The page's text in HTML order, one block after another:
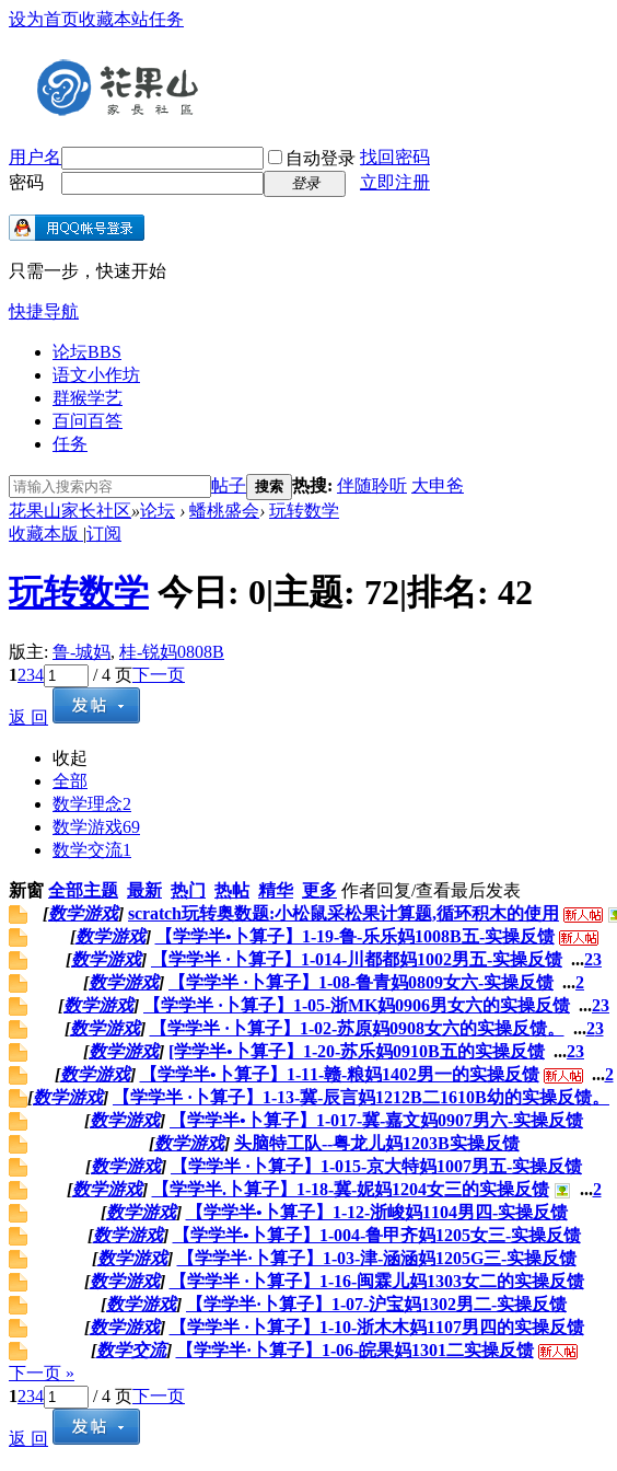
设为首页收藏本站任务
用户名 自动登录 找回密码
密码
登录 立即注册
只需一步，快速开始
快捷导航
论坛BBS
语文小作坊
群猴学艺
百问百答
任务
帖子 搜索 热搜: 伴随聆听 大申爸
花果山家长社区»论坛 › 蟠桃盛会› 玩转数学
收藏本版 |订阅
玩转数学 今日: 0|主题: 72|排名: 42
版主: 鲁-城妈, 桂-锐妈0808B
1234 / 4 页下一页
返 回
收起
全部
数学理念2
数学游戏69
数学交流1
新窗 全部主题 最新 热门 热帖 精华 更多 作者回复/查看最后发表
[数学游戏] scratch玩转奥数题:小松鼠采松果计算题,循环积木的使用
[数学游戏] 【学学半•卜算子】1-19-鲁-乐乐妈1008B五-实操反馈
[数学游戏] 【学学半 ·卜算子】1-014-川都都妈1002男五-实操反馈 ...23
[数学游戏] 【学学半 ·卜算子】1-08-鲁青妈0809女六-实操反馈 ...2
[数学游戏] 【学学半 ·卜算子】1-05-浙MK妈0906男女六的实操反馈 ...23
[数学游戏] 【学学半 ·卜算子】1-02-苏原妈0908女六的实操反馈。 ...23
[数学游戏] [学学半•卜算子】1-20-苏乐妈0910B五的实操反馈 ...23
[数学游戏] 【学学半•卜算子】1-11-赣-粮妈1402男一的实操反馈 ...2
[数学游戏] 【学学半 ·卜算子】1-13-冀-辰言妈1212B二1610B幼的实操反馈。
[数学游戏] 【学学半•卜算子】1-017-冀-嘉文妈0907男六-实操反馈
[数学游戏] 头脑特工队--粤龙儿妈1203B实操反馈
[数学游戏] 【学学半 ·卜算子】1-015-京大特妈1007男五-实操反馈
[数学游戏] 【学学半.卜算子】1-18-冀-妮妈1204女三的实操反馈 ...2
[数学游戏] 【学学半•卜算子】1-12-浙峻妈1104男四-实操反馈
[数学游戏] 【学学半•卜算子】1-004-鲁甲齐妈1205女三-实操反馈
[数学游戏] 【学学半·卜算子】1-03-津-涵涵妈1205G三-实操反馈
[数学游戏] 【学学半 ·卜算子】1-16-闽霖儿妈1303女二的实操反馈
[数学游戏] 【学学半·卜算子】1-07-沪宝妈1302男二-实操反馈
[数学游戏] 【学学半 ·卜算子】1-10-浙木木妈1107男四的实操反馈
[数学交流] 【学学半·卜算子】1-06-皖果妈1301二实操反馈
下一页 »
1234 / 4 页下一页
返 回